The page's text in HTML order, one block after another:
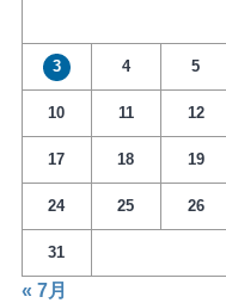
3 4 5
10 11 12
17 18 19
24 25 26
31
« 7月